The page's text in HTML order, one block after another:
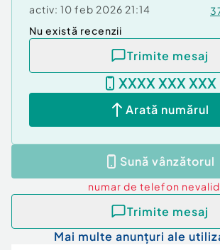
activ: 10 feb 2026 21:14
Nu există recenzii
Trimite mesaj
XXXX XXX XXX
Arată numărul
Sună vânzătorul
numar de telefon
Trimite mesaj
Mai multe anunțuri ale